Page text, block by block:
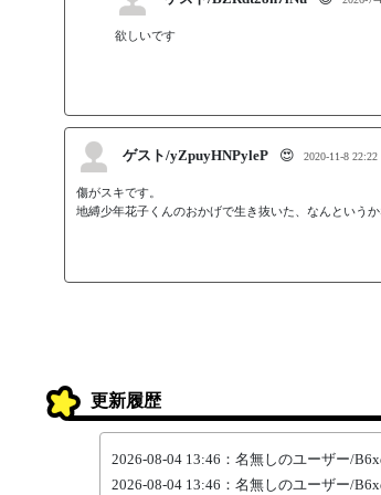
ゲスト/yZpuyHNPyleP 😍 2020-11-8 22:22
傷がスキです。
地縛少年花子くんのおかげで生き抜いた、なんという
更新履歴
2026-08-04 13:46：名無しのユーザー/
2026-08-04 13:46：名無しのユーザー/